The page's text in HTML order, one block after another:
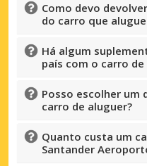
Como devo
do carro que
Há algum
país com o carro de
Posso escolher um
carro de aluguer?
Quanto custa um
Santander